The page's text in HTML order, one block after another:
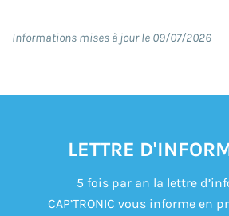
Informations mises à jour le 09/07/2026
LETTRE
5 fois par an la lettre
CAP’TRONIC vous informe en